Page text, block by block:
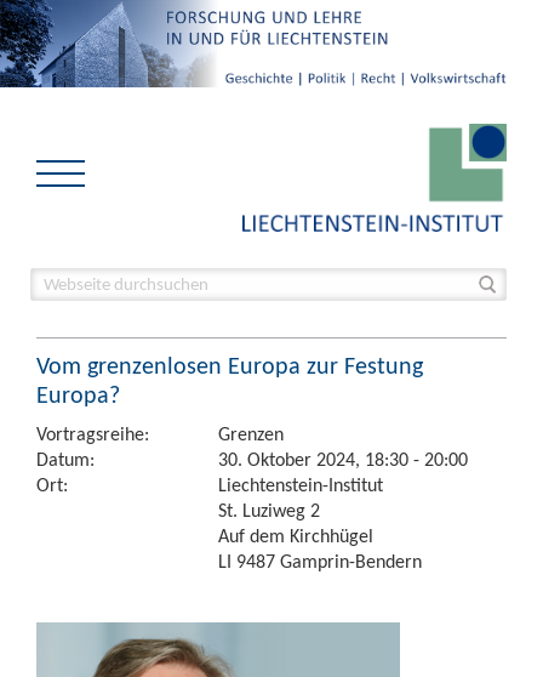
Vom grenzenlosen Europa zur Festung
Europa?
Vortragsreihe:
Grenzen
Datum:
30. Oktober 2024, 18:30 - 20:00
Ort:
Liechtenstein-Institut
St. Luziweg 2
Auf dem Kirchhügel
LI 9487 Gamprin-Bendern